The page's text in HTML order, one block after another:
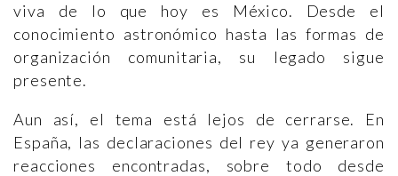
viva de lo que hoy es México. Desde el
conocimiento astronómico hasta las formas de
organización comunitaria, su legado sigue
presente.
Aun así, el tema está lejos de cerrarse. En
España, las declaraciones del rey ya generaron
reacciones encontradas, sobre todo desde